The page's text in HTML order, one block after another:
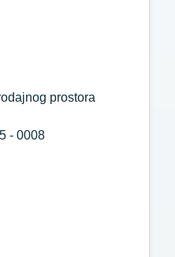
prostora
- 0008